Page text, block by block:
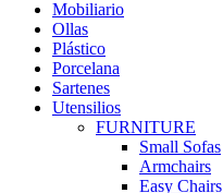
Mobiliario
Ollas
Plástico
Porcelana
Sartenes
Utensilios
FURNITURE
Small Sofas
Armchairs
Easy Chairs